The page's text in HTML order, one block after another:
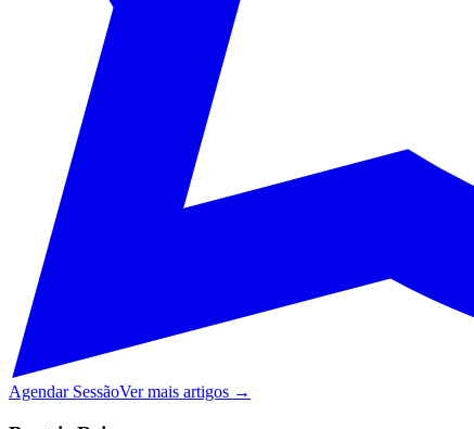
Agendar SessãoVer mais artigos →